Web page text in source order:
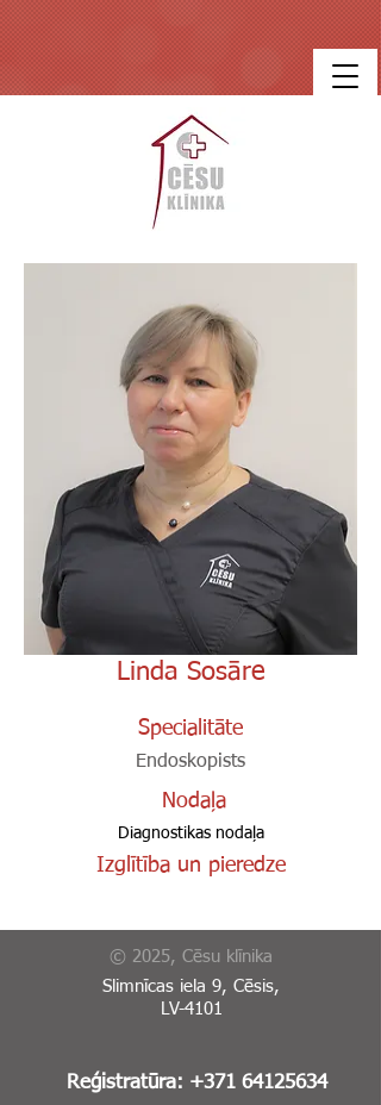
Linda Sosāre
Specialitāte
Endoskopists
Nodaļa
Diagnostikas nodaļa
Izglītība un pieredze
© 2025, Cēsu klīnika
Slimnīcas iela 9, Cēsis,
LV-4101
Reģistratūra: +371 64125634